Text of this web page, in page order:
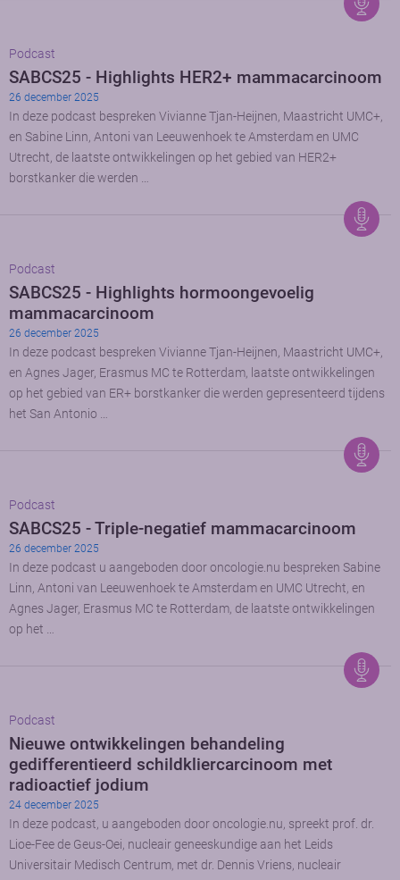
Podcast
SABCS25 - Highlights HER2+ mammacarcinoom
26 december 2025
In deze podcast bespreken Vivianne Tjan-Heijnen, Maastricht UMC+,
en Sabine Linn, Antoni van Leeuwenhoek te Amsterdam en UMC
Utrecht, de laatste ontwikkelingen op het gebied van HER2+
borstkanker die werden …
Podcast
SABCS25 - Highlights hormoongevoelig
mammacarcinoom
26 december 2025
In deze podcast bespreken Vivianne Tjan-Heijnen, Maastricht UMC+,
en Agnes Jager, Erasmus MC te Rotterdam, laatste ontwikkelingen
op het gebied van ER+ borstkanker die werden gepresenteerd tijdens
het San Antonio …
Podcast
SABCS25 - Triple-negatief mammacarcinoom
26 december 2025
In deze podcast u aangeboden door oncologie.nu bespreken Sabine
Linn, Antoni van Leeuwenhoek te Amsterdam en UMC Utrecht, en
Agnes Jager, Erasmus MC te Rotterdam, de laatste ontwikkelingen
op het …
Podcast
Nieuwe ontwikkelingen behandeling
gedifferentieerd schildkliercarcinoom met
radioactief jodium
24 december 2025
In deze podcast, u aangeboden door oncologie.nu, spreekt prof. dr.
Lioe-Fee de Geus-Oei, nucleair geneeskundige aan het Leids
Universitair Medisch Centrum, met dr. Dennis Vriens, nucleair